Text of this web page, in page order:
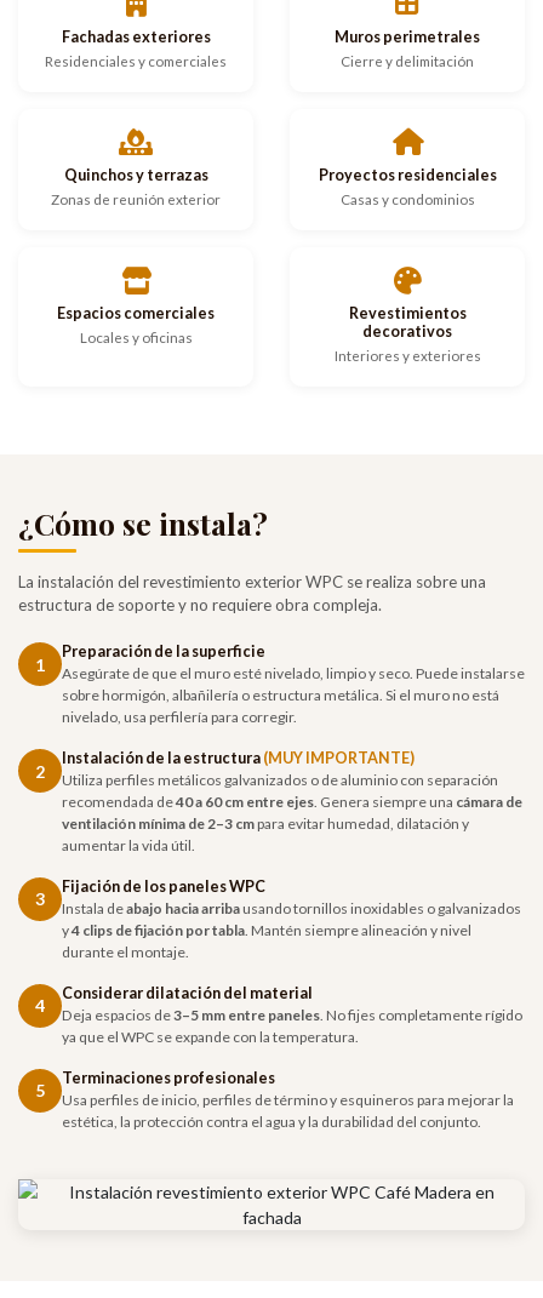
Fachadas exteriores
Residenciales y comerciales
Muros perimetrales
Cierre y delimitación
Quinchos y terrazas
Zonas de reunión exterior
Proyectos residenciales
Casas y condominios
Espacios comerciales
Locales y oficinas
Revestimientos
decorativos
Interiores y exteriores
¿Cómo se instala?
La instalación del revestimiento exterior WPC se realiza sobre una
estructura de soporte y no requiere obra compleja.
1
Preparación de la superficie
Asegúrate de que el muro esté nivelado, limpio y seco. Puede instalarse
sobre hormigón, albañilería o estructura metálica. Si el muro no está
nivelado, usa perfilería para corregir.
2
Instalación de la estructura (MUY IMPORTANTE)
Utiliza perfiles metálicos galvanizados o de aluminio con separación
recomendada de40 a 60 cm entre ejes. Genera siempre una cámara de
ventilación mínima de 2–3 cm para evitar humedad, dilatación y
aumentar la vida útil.
3
Fijación de los paneles WPC
Instala deabajo hacia arriba usando tornillos inoxidables o galvanizados
y4 clips de fijación por tabla. Mantén siempre alineación y nivel
durante el montaje.
4
Considerar dilatación del material
Deja espacios de3–5 mm entre paneles . No fijes completamente rígido
ya que el WPC se expande con la temperatura.
5
Terminaciones profesionales
Usa perfiles de inicio, perfiles de término y esquineros para mejorar la
estética, la protección contra el agua y la durabilidad del conjunto.